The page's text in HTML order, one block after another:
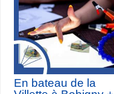
En bateau de la